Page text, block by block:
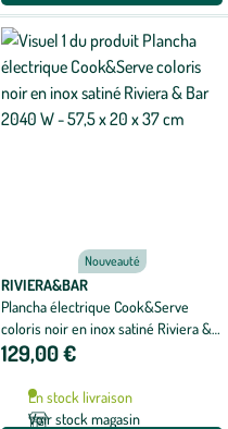
Nouveauté
RIVIERA&BAR
Plancha électrique Cook&Serve
coloris noir en inox satiné Riviera &
Bar 2040 W - 57,5 x 20 x 37 cm
129,00 €
En stock livraison
Voir stock magasin